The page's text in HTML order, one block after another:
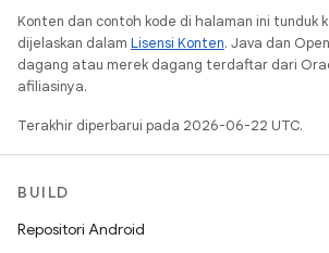
Konten dan contoh kode di halaman ini tunduk
dijelaskan dalam Lisensi Konten. Java dan
dagang atau merek dagang terdaftar dari
afiliasinya.
Terakhir diperbarui pada 2026-06-22 UTC.
BUILD
Repositori Android